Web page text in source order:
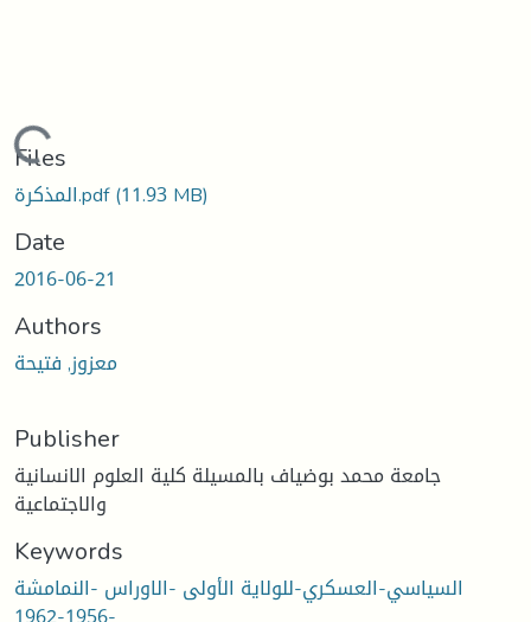
Loading...
Files
المذكرة.pdf(11.93 MB)
Date
2016-06-21
Authors
معزوز, فتيحة
Publisher
جامعة محمد بوضياف بالمسيلة كلية العلوم الانسانية
والاجتماعية
Keywords
السياسي-العسكري-للولاية الأولى -الاوراس -النمامشة